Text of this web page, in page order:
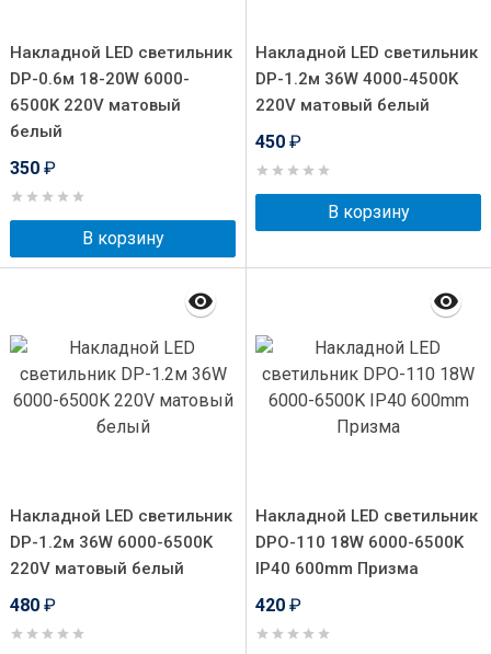
Накладной LED светильник
DP-0.6м 18-20W 6000-
6500K 220V матовый
белый
350 ₽
В корзину
Накладной LED светильник
DP-1.2м 36W 4000-4500K
220V матовый белый
450 ₽
В корзину
Накладной LED светильник
DP-1.2м 36W 6000-6500K
220V матовый белый
480 ₽
Накладной LED светильник
DPO-110 18W 6000-6500K
IP40 600mm Призма
420 ₽